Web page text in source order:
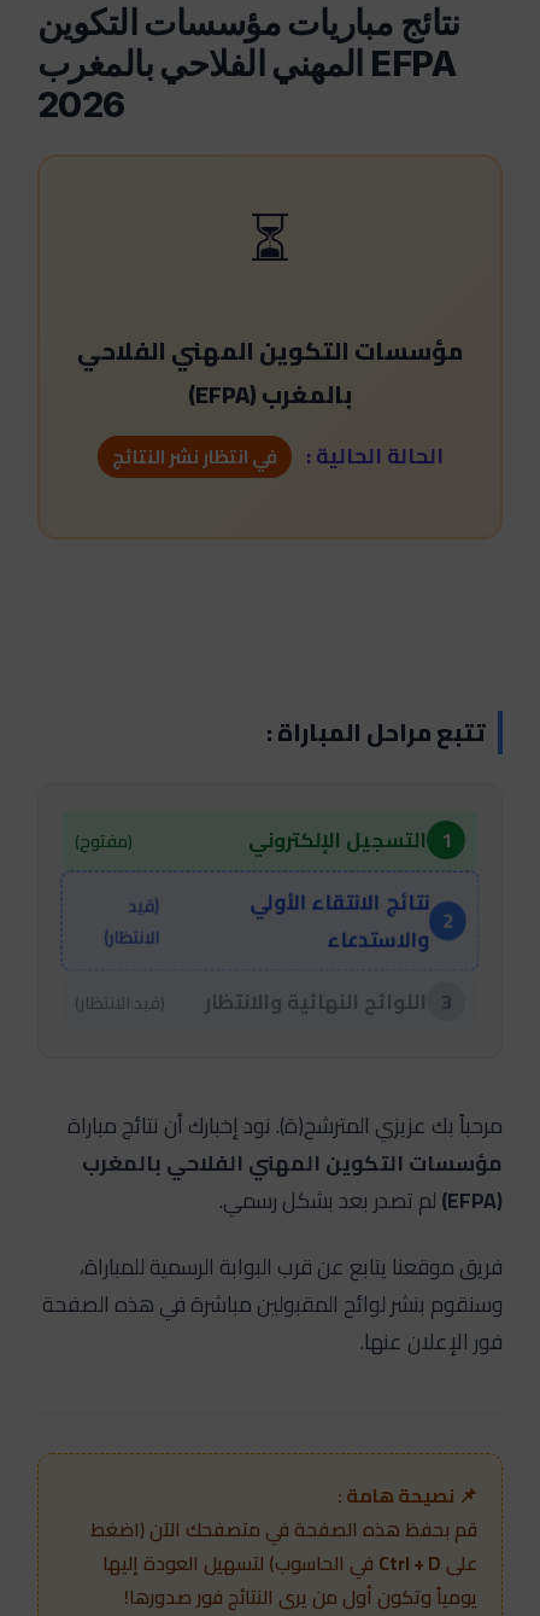
نتائج مباريات مؤسسات التكوين
المهني الفلاحي بالمغرب EFPA
2026
⏳
مؤسسات التكوين المهني الفلاحي
بالمغرب (EFPA)
الحالة الحالية : في انتظار نشر النتائج
تتبع مراحل المباراة :
1 التسجيل الإلكتروني (مفتوح)
2 نتائج الانتقاء الأولي
والاستدعاء
(قيد
الانتظار)
3 اللوائح النهائية والانتظار (قيد الانتظار)
مرحباً بك عزيزي المترشح(ة). نود إخبارك أن نتائج مباراة
مؤسسات التكوين المهني الفلاحي بالمغرب
(EFPA)
لم تصدر بعد بشكل رسمي.
فريق موقعنا يتابع عن قرب البوابة الرسمية للمباراة،
وسنقوم بنشر لوائح المقبولين مباشرة في هذه الصفحة
فور الإعلان عنها.
📌 نصيحة هامة :
قم بحفظ هذه الصفحة في متصفحك الآن (اضغط
على Ctrl + D في الحاسوب) لتسهيل العودة إليها
يومياً وتكون أول من يرى النتائج فور صدورها!